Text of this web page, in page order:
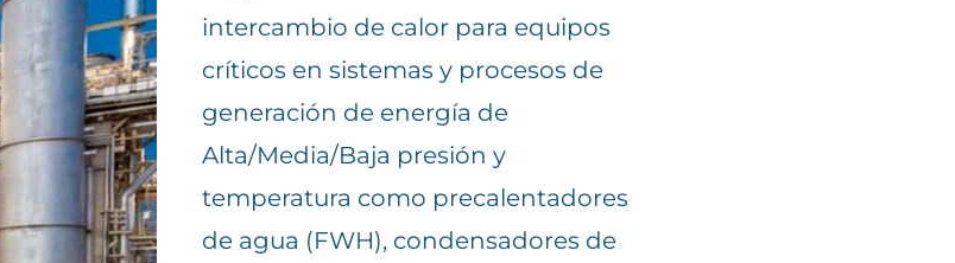
intercambio de calor para equipos
críticos en sistemas y procesos de
generación de energía de
Alta/Media/Baja presión y
temperatura como precalentadores
de agua (FWH), condensadores de